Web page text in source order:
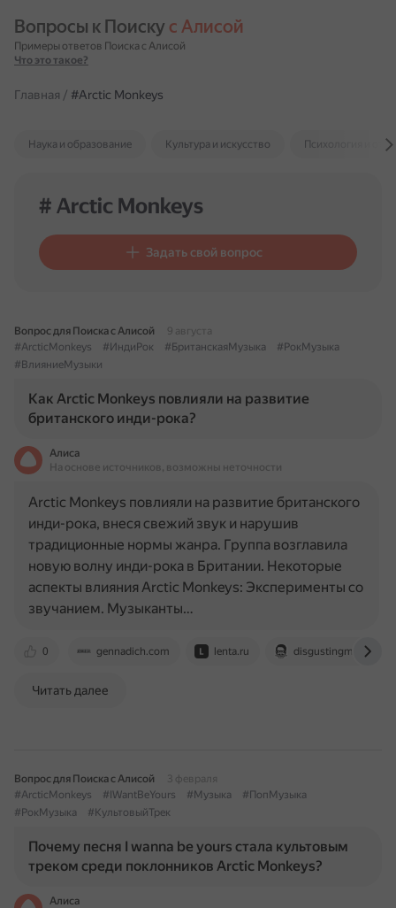
Вопросы к Поиску с Алисой
Примеры ответов Поиска с Алисой
Что это такое?
Главная / #Arctic Monkeys
Наука и образование Культура и искусство Психология и
# Arctic Monkeys
Задать свой вопрос
Вопрос для Поиска с Алисой
9 августа
#ArcticMonkeys
#ИндиРок #БританскаяМузыка
#РокМузыка
#ВлияниеМузыки
Как Arctic Monkeys повлияли на развитие
британского инди-рока?
Алиса
На основе источников, возможны неточности
0 gennadich.com lenta.ru disgustingmen.com
Arctic Monkeys повлияли на развитие британского
инди-рока, внеся свежий звук и нарушив
традиционные нормы жанра. Группа возглавила
новую волну инди-рока в Британии. Некоторые
аспекты влияния Arctic Monkeys: Эксперименты со
звучанием. Музыканты…
Читать далее
Вопрос для Поиска с Алисой
3 февраля
#ArcticMonkeys
#IWantBeYours #Музыка
#ПопМузыка
#РокМузыка
#КультовыйТрек
Почему песня I wanna be yours стала культовым
треком среди поклонников Arctic Monkeys?
Алиса